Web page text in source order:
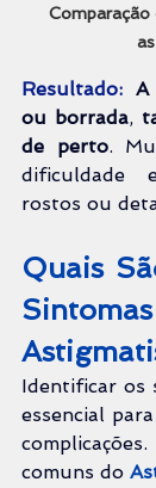
Resultado: A
ou borrada,
de perto.
dificuldade
rostos ou
Quais
Identificar os
essencial
comuns do